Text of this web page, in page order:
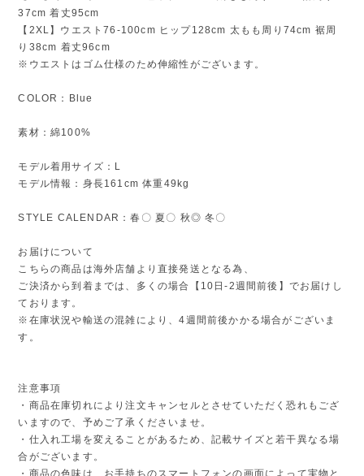
37cm 着丈95cm
【2XL】ウエスト76-100cm ヒップ128cm 太もも周り74cm 裾周
り38cm 着丈96cm
※ウエストはゴム仕様のため伸縮性がございます。
COLOR：Blue
素材：綿100%
モデル着用サイズ：L
モデル情報：身長161cm 体重49kg
STYLE CALENDAR：春〇 夏〇 秋◎ 冬〇
お届けについて
こちらの商品は海外店舗より直接発送となる為、
ご決済から到着までは、多くの場合【10日-2週間前後】でお届けし
ております。
※在庫状況や輸送の混雑により、4週間前後かかる場合がございま
す。
注意事項
・商品在庫切れにより注文キャンセルとさせていただく恐れもござ
いますので、予めご了承くださいませ。
・仕入れ工場を変えることがあるため、記載サイズと若干異なる場
合がございます。
・商品の色味は、お手持ちのスマートフォンの画面によって実物と